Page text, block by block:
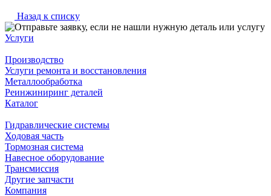
Назад к списку
Услуги
Производство
Услуги ремонта и восстановления
Металлообработка
Реинжиниринг деталей
Каталог
Гидравлические системы
Ходовая часть
Тормозная система
Навесное оборудование
Трансмиссия
Другие запчасти
Компания